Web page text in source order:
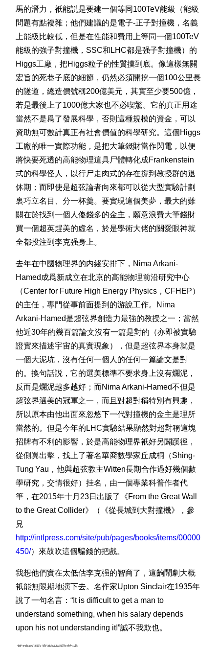
馬的潛力，衹能説是要建一個等同100TeV能級（能級
問題有點複雜；他們建議的是電子-正子對撞機，名義
上能級比較低，但是在性能和費用上等同一個100TeV
能級的強子對撞機，SSC和LHC都是强子對撞機）的
Higgs工廠，把Higgs粒子的性質摸到底。像這樣無關
宏旨的死巷子底的細節，仍然必須開挖一個100公里長
的隧道，總造價號稱200億美元，其實至少要500億，
若是最後上了1000億大家也不必喫驚。它的真正用途
當然不是爲了發展科學，否則這種規模的資金，可以
資助無可數計真正有社會價值的科學研究。這個Higgs
工廠的唯一實際功能，是把大筆錢財當作閃電，以便
將快要死透的高能物理這具尸體轉化成Frankenstein
式的科學怪人，以行尸走肉式的存在撐到教授群的退
休期；而即使是超弦論者向來都可以從大型實驗計劃
裏巧立名目、分一杯羹。要實現這個美夢，最大的難
關在於找到一個人傻錢多的金主，願意浪費大筆錢財
買一個超英趕美的虛名，於是學術大佬的關愛眼神就
全都投注到李克强身上。
去年在中國物理界的内綫安排下，Nima Arkani-
Hamed成爲新成立在北京的高能物理前沿研究中心
（Center for Future High Energy Physics，CFHEP）
的主任，專門從事前面提到的游說工作。Nima
Arkani-Hamed是超弦界創造力最強的教授之一；當然
他近30年的幾百篇論文沒有一篇是對的（亦即被實驗
證實來描述宇宙的真實現象），但是超弦界本身就是
一個大泥坑，沒有任何一個人的任何一篇論文是對
的。換句話説，它的選美標準不要求身上沒有爛泥，
反而是爛泥越多越好；而Nima Arkani-Hamed不但是
超弦界選美的冠軍之一，而且對超對稱特別有興趣，
所以原本由他出面來忽悠下一代對撞機的金主是理所
當然的。但是今年的LHC實驗結果顯然對超對稱這塊
招牌有不利的影響，於是高能物理界衹好另闢蹊徑，
從側翼出擊，找上了著名華裔數學家丘成桐（Shing-
Tung Yau，他與超弦教主Witten長期合作過好幾個數
學研究，交情很好）挂名，由一個專業科普作者代
筆，在2015年十月23日出版了《From the Great Wall
to the Great Collider》（《從長城到大對撞機》，參
見
http://intlpress.com/site/pub/pages/books/items/00000
450/）來鼓吹這個騙錢的把戲。
我想他們實在太低估李克强的智商了，這齣鬧劇大概
衹能無限期地演下去。名作家Upton Sinclair在1935年
說了一句名言：“It is difficult to get a man to
understand something, when his salary depends
upon his not understanding it!”誠不我欺也。